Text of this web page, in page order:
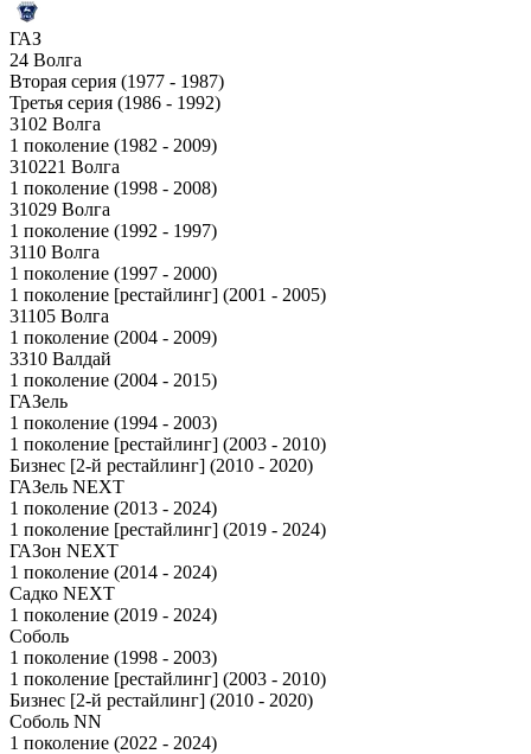
ГАЗ
24 Волга
Вторая серия (1977 - 1987)
Третья серия (1986 - 1992)
3102 Волга
1 поколение (1982 - 2009)
310221 Волга
1 поколение (1998 - 2008)
31029 Волга
1 поколение (1992 - 1997)
3110 Волга
1 поколение (1997 - 2000)
1 поколение [рестайлинг] (2001 - 2005)
31105 Волга
1 поколение (2004 - 2009)
3310 Валдай
1 поколение (2004 - 2015)
ГАЗель
1 поколение (1994 - 2003)
1 поколение [рестайлинг] (2003 - 2010)
Бизнес [2-й рестайлинг] (2010 - 2020)
ГАЗель NEXT
1 поколение (2013 - 2024)
1 поколение [рестайлинг] (2019 - 2024)
ГАЗон NEXT
1 поколение (2014 - 2024)
Садко NEXT
1 поколение (2019 - 2024)
Соболь
1 поколение (1998 - 2003)
1 поколение [рестайлинг] (2003 - 2010)
Бизнес [2-й рестайлинг] (2010 - 2020)
Соболь NN
1 поколение (2022 - 2024)